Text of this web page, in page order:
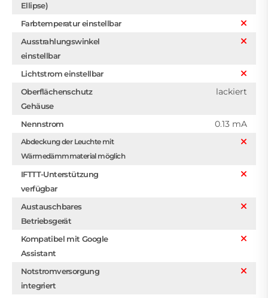
Ellipse)
Farbtemperatur einstellbar
Ausstrahlungswinkel
einstellbar
Lichtstrom einstellbar
Oberflächenschutz
Gehäuse
lackiert
Nennstrom 0.13 mA
Abdeckung der Leuchte mit
Wärmedämmmaterial möglich
IFTTT-Unterstützung
verfügbar
Austauschbares
Betriebsgerät
Kompatibel mit Google
Assistant
Notstromversorgung
integriert